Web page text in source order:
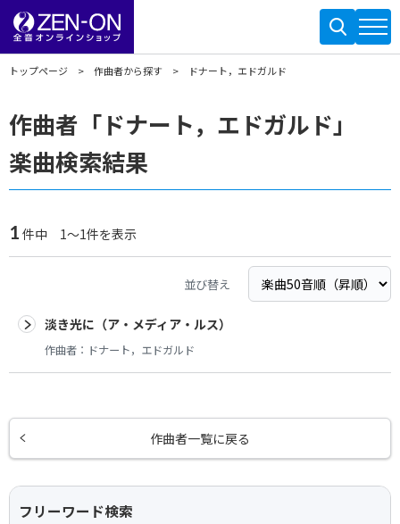
トップページ 作曲者から探す ドナート，エドガルド
作曲者「ドナート，エドガルド」
楽曲検索結果
1 件中 1～1件を表示
並び替え
淡き光に（ア・メディア・ルス）
作曲者： ドナート，エドガルド
作曲者一覧に戻る
フリーワード検索